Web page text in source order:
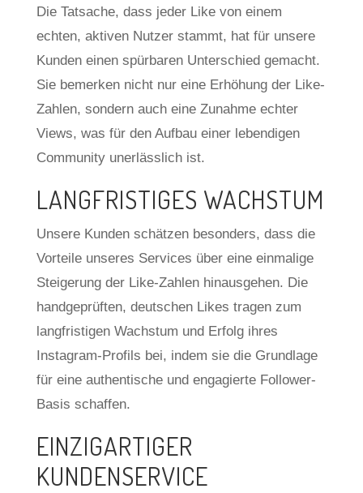
Die Tatsache, dass jeder Like von einem
echten, aktiven Nutzer stammt, hat für unsere
Kunden einen spürbaren Unterschied gemacht.
Sie bemerken nicht nur eine Erhöhung der Like-
Zahlen, sondern auch eine Zunahme echter
Views, was für den Aufbau einer lebendigen
Community unerlässlich ist.
LANGFRISTIGES WACHSTUM
Unsere Kunden schätzen besonders, dass die
Vorteile unseres Services über eine einmalige
Steigerung der Like-Zahlen hinausgehen. Die
handgeprüften, deutschen Likes tragen zum
langfristigen Wachstum und Erfolg ihres
Instagram-Profils bei, indem sie die Grundlage
für eine authentische und engagierte Follower-
Basis schaffen.
EINZIGARTIGER
KUNDENSERVICE